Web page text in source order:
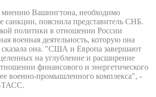
Вашингтона, необходимо
санкции, пояснила представитель СНБ.
политики в отношении России
военная деятельность, которую она
сказала она. "США и Европа завершают
на углубление и расширение
финансового и энергетического
военно-промышленного комплекса", -
ТАСС.